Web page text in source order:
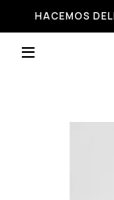
HACEMOS
